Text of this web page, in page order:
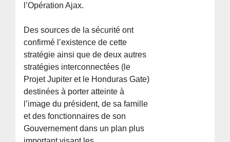
l’Opération Ajax.
Des sources de la sécurité ont
confirmé l’existence de cette
stratégie ainsi que de deux autres
stratégies interconnectées (le
Projet Jupiter et le Honduras Gate)
destinées à porter atteinte à
l’image du président, de sa famille
et des fonctionnaires de son
Gouvernement dans un plan plus